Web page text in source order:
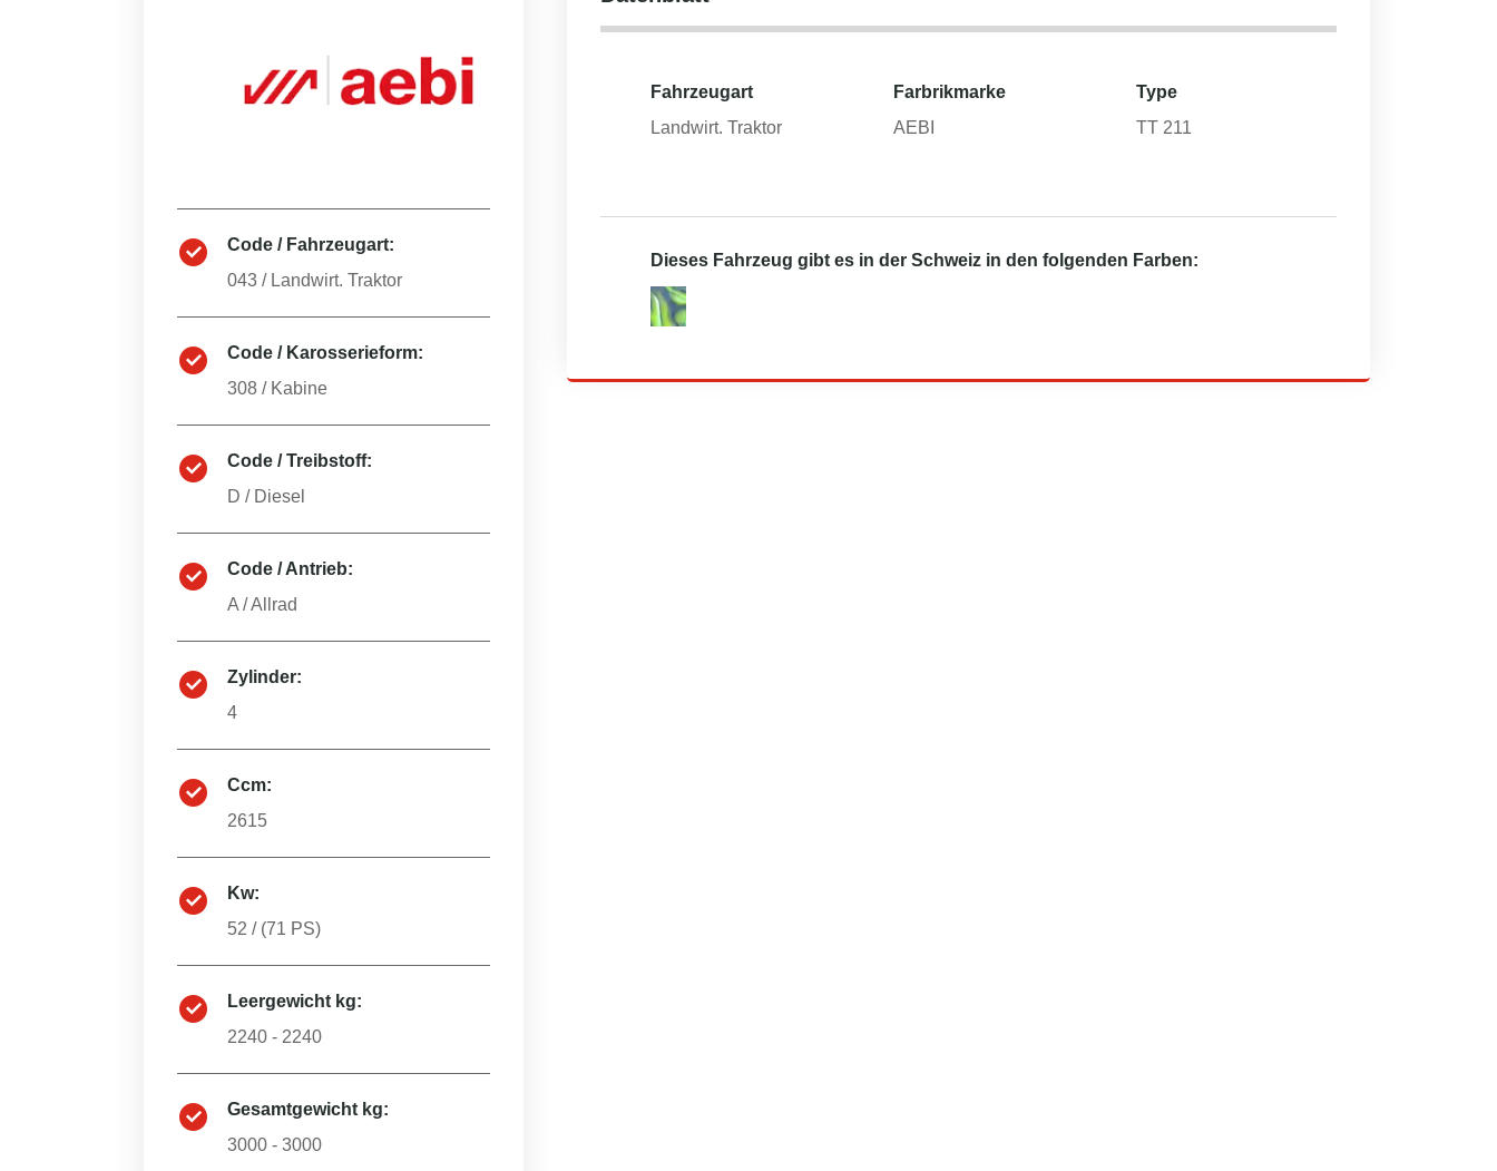
Code / Fahrzeugart:
043 / Landwirt. Traktor
Code / Karosserieform:
308 / Kabine
Code / Treibstoff:
D / Diesel
Code / Antrieb:
A /Allrad
Zylinder:
4
Ccm:
2615
Kw:
52 / (71 PS)
Leergewicht kg:
2240 - 2240
Gesamtgewicht kg:
3000 - 3000
Fahrzeugart
Landwirt. Traktor
Farbrikmarke
AEBI
Type
TT 211
Dieses Fahrzeug gibt es in der Schweiz in den folgenden Farben: